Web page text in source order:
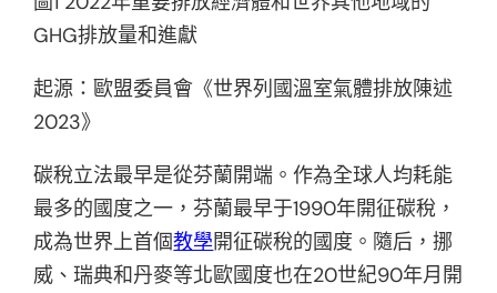
GHG排放量和進獻
起源：歐盟委員會《世界列國溫室氣體排放陳述
2023》
碳稅立法最早是從芬蘭開端。作為全球人均耗能
最多的國度之一，芬蘭最早于1990年開征碳稅，
成為世界上首個教學開征碳稅的國度。隨后，挪
威、瑞典和丹麥等北歐國度也在20世紀90年月開